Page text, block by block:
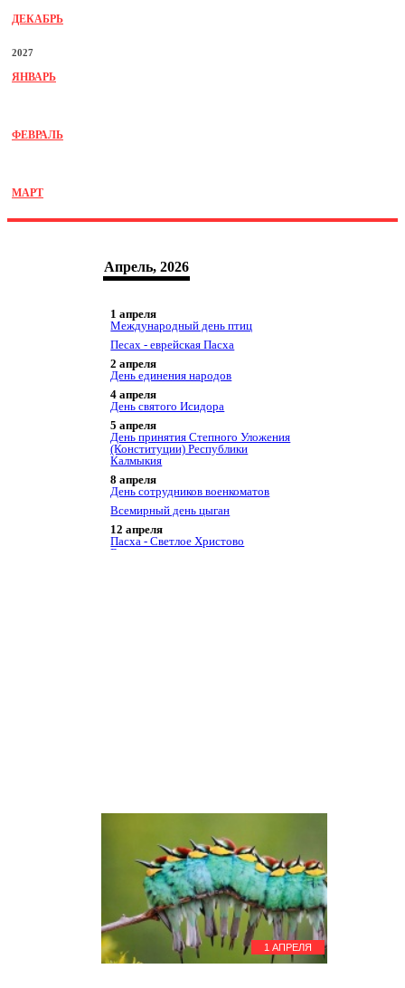
ДЕКАБРЬ
2027
ЯНВАРЬ
ФЕВРАЛЬ
МАРТ
Апрель, 2026
1 апреля
Международный день птиц
Песах - еврейская Пасха
2 апреля
День единения народов
4 апреля
День святого Исидора
5 апреля
День принятия Степного Уложения
(Конституции) Республики
Калмыкия
8 апреля
День сотрудников военкоматов
Всемирный день цыган
12 апреля
Пасха - Светлое Христово
Воскресение
Всемирный день книг и авторского
права
26 апреля
День памяти погибших в
радиационных авариях и
катастрофах
27 апреля
День Республики Саха (Якутия)
29 апреля
1 АПРЕЛЯ